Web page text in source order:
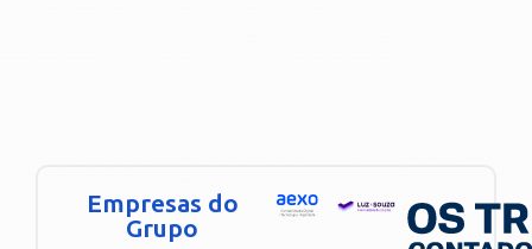
Empresas do
Grupo